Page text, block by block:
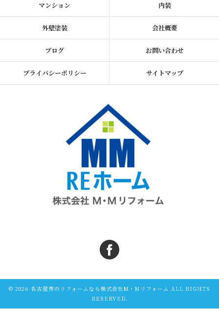
マンション 内装
外壁塗装 会社概要
ブログ お問い合わせ
プライバシーポリシー サイトマップ
© 2026 名古屋市のリフォームなら株式会社M・Mリフォーム ALL RIGHTS
RESERVED.